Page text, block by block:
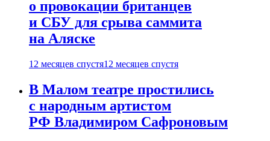
о провокации британцев
и СБУ для срыва саммита
на Аляске
12 месяцев спустя12 месяцев спустя
В Малом театре простились
с народным артистом
РФ Владимиром Сафроновым